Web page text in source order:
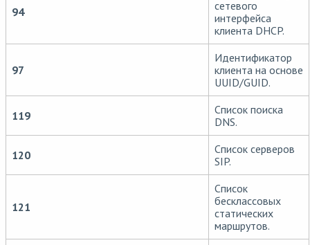
94
сетевого
интерфейса
клиента DHCP.
97
Идентификатор
клиента на основе
UUID/GUID.
119
Список поиска
DNS.
120
Список серверов
SIP.
121
Список
бесклассовых
статических
маршрутов.